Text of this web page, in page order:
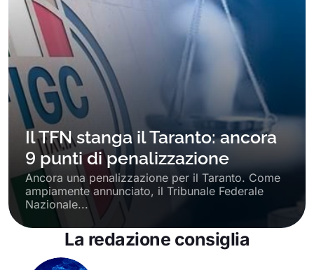
Il TFN stanga il Taranto: ancora
9 punti di penalizzazione
Ancora una penalizzazione per il Taranto. Come
ampiamente annunciato, il Tribunale Federale
Nazionale...
La redazione consiglia